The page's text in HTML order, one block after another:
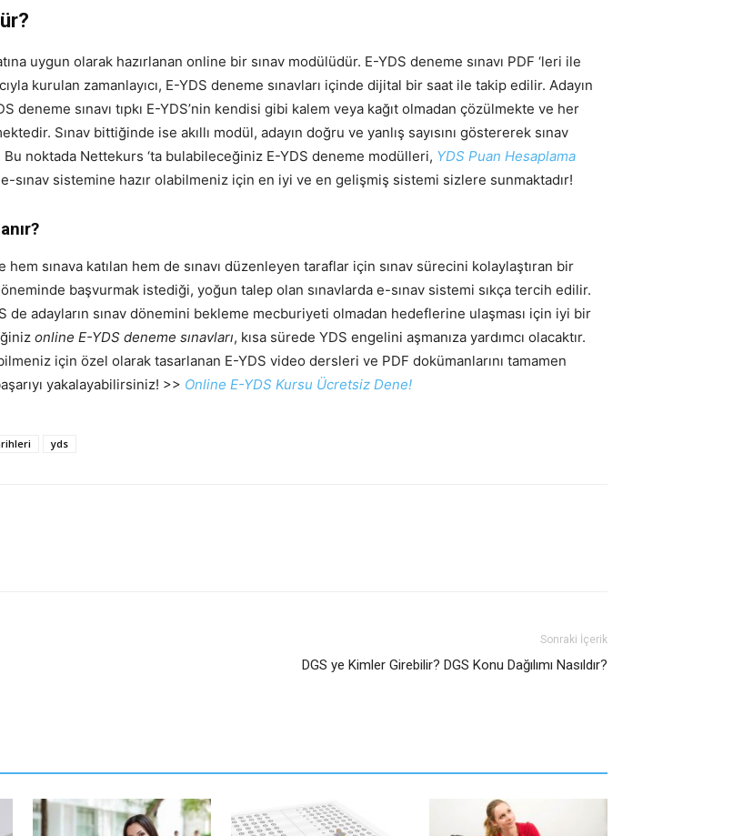
uygun olarak hazırlanan online bir sınav modülüdür. E-YDS deneme sınavı PDF ‘leri ile
kurulan zamanlayıcı, E-YDS deneme sınavları içinde dijital bir saat ile takip edilir. Adayın
sınavı tıpkı E-YDS’nin kendisi gibi kalem veya kağıt olmadan çözülmekte ve her
Sınav bittiğinde ise akıllı modül, adayın doğru ve yanlış sayısını göstererek sınav
noktada Nettekurs ‘ta bulabileceğiniz E-YDS deneme modülleri, YDS Puan Hesaplama
sistemine hazır olabilmeniz için en iyi ve en gelişmiş sistemi sizlere sunmaktadır!
sınava katılan hem de sınavı düzenleyen taraflar için sınav sürecini kolaylaştıran bir
başvurmak istediği, yoğun talep olan sınavlarda e-sınav sistemi sıkça tercih edilir.
de adayların sınav dönemini bekleme mecburiyeti olmadan hedeflerine ulaşması için iyi bir
online E-YDS deneme sınavları, kısa sürede YDS engelini aşmanıza yardımcı olacaktır.
için özel olarak tasarlanan E-YDS video dersleri ve PDF dokümanlarını tamamen
yakalayabilirsiniz! >> Online E-YDS Kursu Ücretsiz Dene!
yds
Sonraki İçerik
DGS ye Kimler Girebilir? DGS Konu Dağılımı Nasıldır?